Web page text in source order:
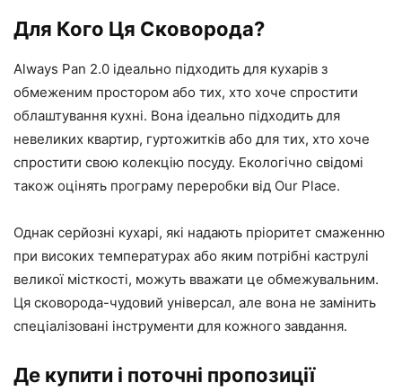
Для Кого Ця Сковорода?
Always Pan 2.0 ідеально підходить для кухарів з
обмеженим простором або тих, хто хоче спростити
облаштування кухні. Вона ідеально підходить для
невеликих квартир, гуртожитків або для тих, хто хоче
спростити свою колекцію посуду. Екологічно свідомі
також оцінять програму переробки від Our Place.
Однак серйозні кухарі, які надають пріоритет смаженню
при високих температурах або яким потрібні каструлі
великої місткості, можуть вважати це обмежувальним.
Ця сковорода-чудовий універсал, але вона не замінить
спеціалізовані інструменти для кожного завдання.
Де купити і поточні пропозиції